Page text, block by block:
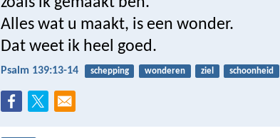
Alles wat u maakt, is een wonder.
Dat weet ik heel goed.
Psalm 139:13-14 schepping wonderen ziel schoonheid